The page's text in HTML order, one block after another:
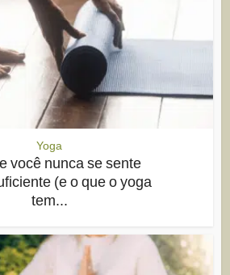
Yoga
você nunca se sente
(e o que o yoga
tem...